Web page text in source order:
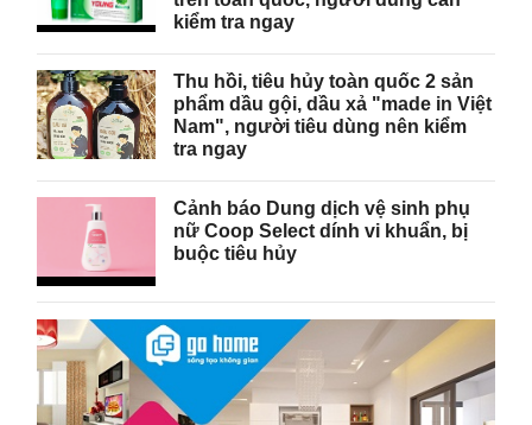
kiểm tra ngay
Thu hồi, tiêu hủy toàn quốc 2 sản
phẩm dầu gội, dầu xả "made in Việt
Nam", người tiêu dùng nên kiểm
tra ngay
Cảnh báo Dung dịch vệ sinh phụ
nữ Coop Select dính vi khuẩn, bị
buộc tiêu hủy